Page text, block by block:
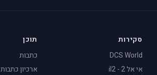
סקירות
DCS World
אי אל 2 - il2
תוכן
כתבות
ארכיון כתבות